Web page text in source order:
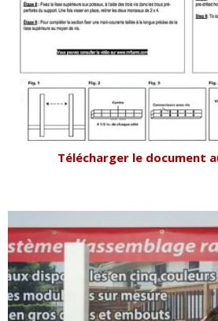
Télécharger le document